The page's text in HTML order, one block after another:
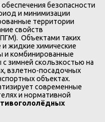
безопасности
и минимизации
территории
свойств
Объектами таких
жидкие химические
и комбинированные
зимней скользкостью на
взлетно-посадочных
объектах.
современные
и нормативной